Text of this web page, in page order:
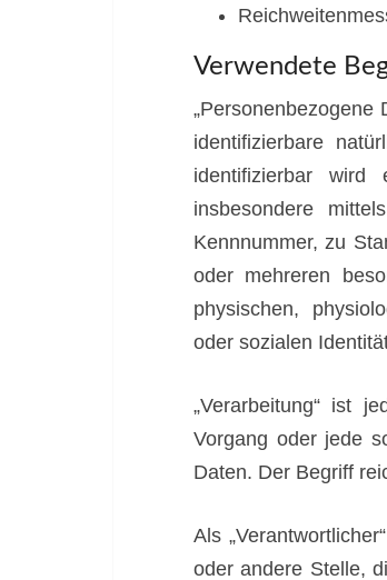
Verwendete
identifizierbare
identifizierbar wird
insbesondere
Kennnummer, zu
oder mehreren
physischen,
oder sozialen
„Verarbeitung“ ist
Vorgang oder jede
Daten. Der Begriff
Als
oder andere Stelle,